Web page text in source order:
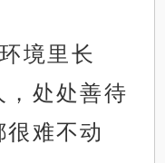
境里长
，处处善待
难不动